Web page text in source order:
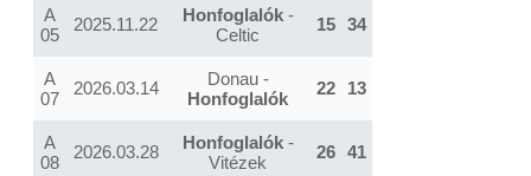
A
05
2025.11.22 Honfoglalók-
Celtic
15 34
A
07
2026.03.14
Donau -
Honfoglalók
22 13
A
08
2026.03.28 Honfoglalók-
Vitézek
26 41